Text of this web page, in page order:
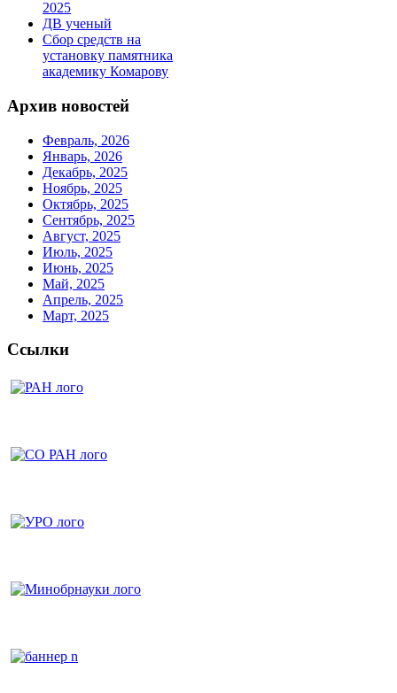
2025
ДВ ученый
Сбор средств на
установку памятника
академику Комарову
Архив новостей
Февраль, 2026
Январь, 2026
Декабрь, 2025
Ноябрь, 2025
Октябрь, 2025
Сентябрь, 2025
Август, 2025
Июль, 2025
Июнь, 2025
Май, 2025
Апрель, 2025
Март, 2025
Ссылки